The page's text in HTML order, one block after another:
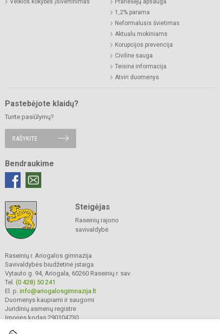
Veiklos kokybės įsivertinimas
Pranešėjų apsauga
1,2% parama
Neformalusis švietimas
Aktualu mokiniams
Korupcijos prevencija
Civilinė sauga
Teisinė informacija
Atviri duomenys
Pastebėjote klaidų?
Turite pasiūlymų?
RAŠYKITE
Bendraukime
Steigėjas
Raseinių rajono
savivaldybė
Raseinių r. Ariogalos gimnazija
Savivaldybės biudžetinė įstaiga
Vytauto g. 94, Ariogala, 60260 Raseinių r. sav.
Tel. (0 428) 50 241
El. p. info@ariogalosgimnazija.lt
Duomenys kaupiami ir saugomi
Juridinių asmenų registre
Įmonės kodas 290104730